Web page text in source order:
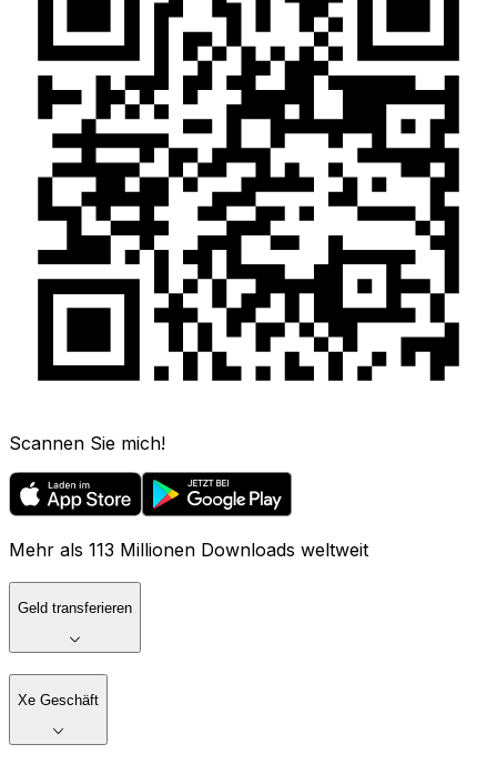
Scannen Sie mich!
Mehr als 113 Millionen Downloads weltweit
Geld transferieren
Xe Geschäft